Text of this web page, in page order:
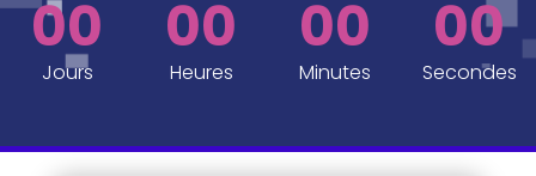
00
Jours
00
Heures
00
Minutes
00
Secondes